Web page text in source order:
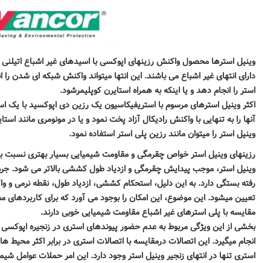
وینیل استرها محصول واکنش رزینهای اپوکسی با اسیدهای غیر اشباع
دارای انتهای غیر اشباع می باشند. این انتها میتواند واکنش شبکه ای شدن را
استر را انجام دهد و یا اینکه به همراه استایرن کوپلیمرشود.
اکثر وینیل استرهای مرسوم با استریفیکاسیون یک رزین دی اپوکسید با
آنها را به تنهایی با واکنش رادیکال آزاد پخت نمود و یا در مونومری
وینیل استر را میتوان مانند رزین پلی استر استفاده نمود.
رزینهای وینیل استر خواص چقرمگی و مقاومت شیمیایی بسیار بهتری نسبت
وینیل استر، موجب پیدایش چقرمگی و ازدیاد طول کششی بالاتر می شود. جرم
رفته بستگی دارد. به این دلیل، استحکام کششی، ازدیاد طول، نقطه نرمی و
تعیین میشود. این موضوع، این امکان را بوجود می آورد که برای
مقایسه با پلی استرهای غیر اشباع مقاومت شیمیایی خوبی دارند.
بخشی از این ویژگی مربوط به عدم حضور پیوندهای استری در زنجیره
انجام میگیرد. این اتصالات درمقایسه با اتصالات استری در برابر اکثر
استری تنها در انتهای زنجیر وینیل استر وجود دارد. این امر حملات عوامل